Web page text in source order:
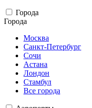
Города
Города
Москва
Санкт-Петербург
Сочи
Астана
Лондон
Стамбул
Все города